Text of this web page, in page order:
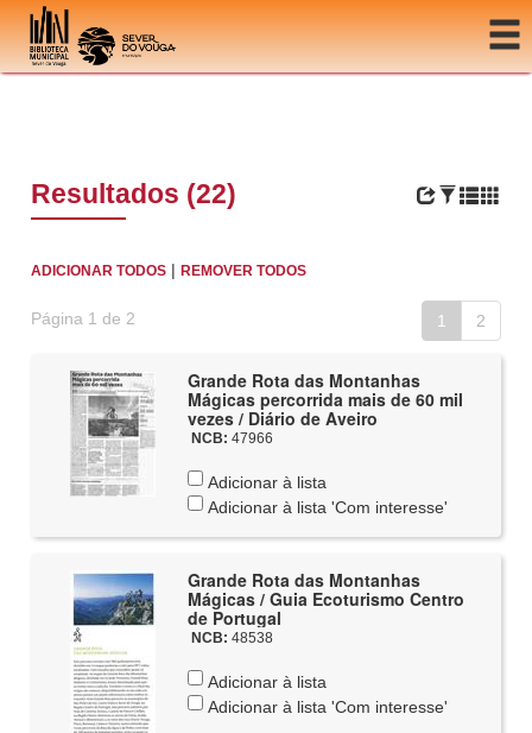
Ir para o conteúdo
Resultados (22)
ADICIONAR TODOS |REMOVER TODOS
Página 1 de 2 1 2
Grande Rota das Montanhas
Mágicas percorrida mais de 60 mil
vezes / Diário de Aveiro
NCB: 47966
Adicionar à lista
Adicionar à lista 'Com interesse'
Grande Rota das Montanhas
Mágicas / Guia Ecoturismo Centro
de Portugal
NCB: 48538
Adicionar à lista
Adicionar à lista 'Com interesse'